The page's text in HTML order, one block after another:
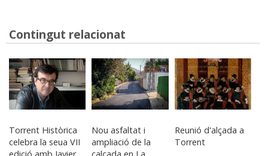
Contingut relacionat
Torrent Històrica
celebra la seua VII
edició amb Javier
Nou asfaltat i
ampliació de la
calçada en La
Reunió d'alçada a
Torrent